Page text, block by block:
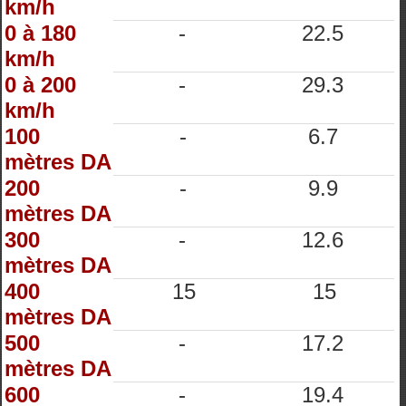
km/h
0 à 180
km/h
- 22.5
0 à 200
km/h
- 29.3
100
mètres DA
- 6.7
200
mètres DA
- 9.9
300
mètres DA
- 12.6
400
mètres DA
15 15
500
mètres DA
- 17.2
600 - 19.4